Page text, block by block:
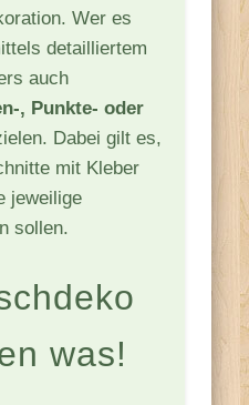
Wer es
detailliertem
auch
, Punkte- oder
Dabei gilt es,
mit Kleber
jeweilige
sollen.
was!